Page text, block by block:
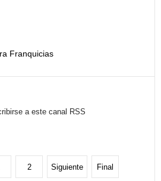
Franquicias
a este canal RSS
2 Siguiente Final